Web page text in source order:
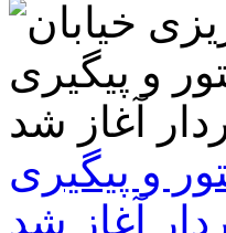
و پیگیری
آغاز شد